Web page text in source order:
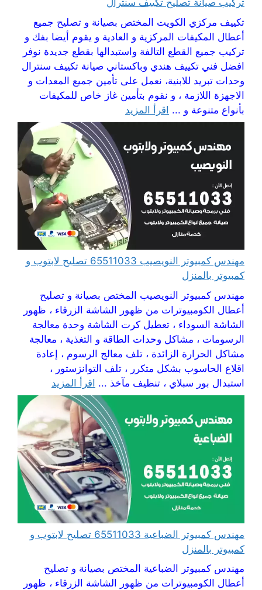
تركيب صيانة تصليح تكييف سنترال
تكييف مركزي الكويت المختص بصيانة و تصليح جميع
أعطال المكيفات المركزية و العادية و يقوم أيضا بفك و
تركيب جميع القطع التالفة واستبدالها بقطع جديدة نوفر
افضل فني تكييف هندي وباكستاني صيانة تكييف سنترال
وحدات تبريد للابنية، نعمل على تأمين جميع المعدات و
الاجهزة اللازمة ، و نقوم بتأمين غاز خاص للمكيفات
بأنواع متنوعة و ... اقرأ المزيد
مهندس كمبيوتر النويصيب 65511033 تصليح لابتوب و
كمبيوتر بالمنزل
مهندس كمبيوتر النويصيب المختص بصيانة و تصليح
أعطال الكومبيوترات من ظهور الشاشة الزرقاء ، ظهور
الشاشة السوداء ، تعطيل كرت الشاشة وحدة معالجة
الرسومات ، مشاكل وحدات الطاقة و التغذية ، معالجة
مشاكل الحرارة الزائدة ، تلف معالج الرسوم ، إعادة
اقلاع الحاسوب بشكل متكرر ، تلف التوانزستور ،
استبدال بور سبلاي ، تنظيف مآخذ ... اقرأ المزيد
مهندس كمبيوتر الضباعية 65511033 تصليح لابتوب و
كمبيوتر بالمنزل
مهندس كمبيوتر الضباعية المختص بصيانة و تصليح
أعطال الكومبيوترات من ظهور الشاشة الزرقاء ، ظهور